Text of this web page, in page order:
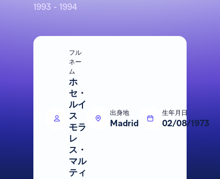
1993 - 1994
フル
ネー
ム
ホ
セ・
ルイ
ス
モラ
レ
ス・
マル
ティ
出身地
Madrid
生年月日
02/08/1973